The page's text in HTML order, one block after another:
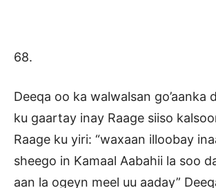
68.
Deeqa oo ka walwalsan go’aanka
ku gaartay inay Raage siiso
Raage ku yiri: “waxaan illoobay
sheego in Kamaal Aabahii la soo
aan la ogeyn meel uu aaday”